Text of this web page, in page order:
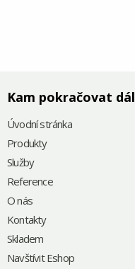
Kam pokračovat dál
Úvodní stránka
Produkty
Služby
Reference
O nás
Kontakty
Skladem
Navštívit Eshop